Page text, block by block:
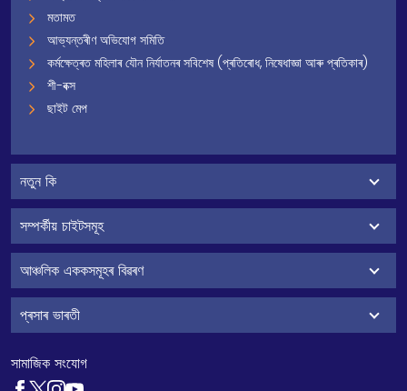
মতামত
আভ্যন্তৰীণ অভিযোগ সমিতি
কৰ্মক্ষেত্ৰত মহিলাৰ যৌন নিৰ্যাতনৰ সবিশেষ (প্ৰতিৰোধ, নিষেধাজ্ঞা আৰু প্ৰতিকাৰ)
শী-বক্স
ছাইট মেপ
নতুন কি
সম্পৰ্কীয় চাইটসমূহ
আঞ্চলিক এককসমূহৰ বিৱৰণ
প্ৰসাৰ ভাৰতী
সামাজিক সংযোগ